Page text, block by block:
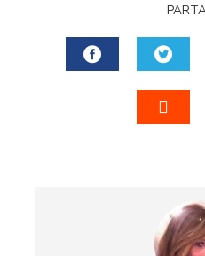
FACEBOOK